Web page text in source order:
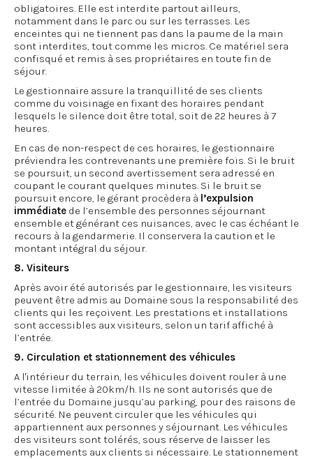
obligatoires. Elle est interdite partout ailleurs,
notamment dans le parc ou sur les terrasses. Les
enceintes qui ne tiennent pas dans la paume de la main
sont interdites, tout comme les micros. Ce matériel sera
confisqué et remis à ses propriétaires en toute fin de
séjour.
Le gestionnaire assure la tranquillité de ses clients
comme du voisinage en fixant des horaires pendant
lesquels le silence doit être total, soit de 22 heures à 7
heures.
En cas de non-respect de ces horaires, le gestionnaire
préviendra les contrevenants une première fois. Si le bruit
se poursuit, un second avertissement sera adressé en
coupant le courant quelques minutes. Si le bruit se
poursuit encore, le gérant procèdera à l’expulsion
immédiate de l’ensemble des personnes séjournant
ensemble et générant ces nuisances, avec le cas échéant le
recours à la gendarmerie. Il conservera la caution et le
montant intégral du séjour.
8. Visiteurs
Après avoir été autorisés par le gestionnaire, les visiteurs
peuvent être admis au Domaine sous la responsabilité des
clients qui les reçoivent. Les prestations et installations
sont accessibles aux visiteurs, selon un tarif affiché à
l’entrée.
9. Circulation et stationnement des véhicules
A l'intérieur du terrain, les véhicules doivent rouler à une
vitesse limitée à 20km/h. Ils ne sont autorisés que de
l’entrée du Domaine jusqu’au parking, pour des raisons de
sécurité. Ne peuvent circuler que les véhicules qui
appartiennent aux personnes y séjournant. Les véhicules
des visiteurs sont tolérés, sous réserve de laisser les
emplacements aux clients si nécessaire. Le stationnement